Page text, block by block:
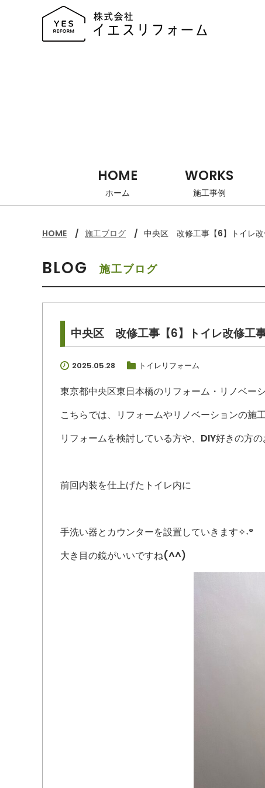
HOME
ホーム
WORKS
施工事例
HOME 施工ブログ 中央区 改修工事【6】トイレ
BLOG 施工ブログ
中央区 改修工事【6】トイレ改修工
2025.05.28 トイレリフォーム
東京都中央区東日本橋のリフォーム・リノベー
こちらでは、リフォームやリノベーションの施
リフォームを検討している方や、DIY好きの方の
前回内装を仕上げたトイレ内に
手洗い器とカウンターを設置していきます✧˖°
大き目の鏡がいいですね(^^)